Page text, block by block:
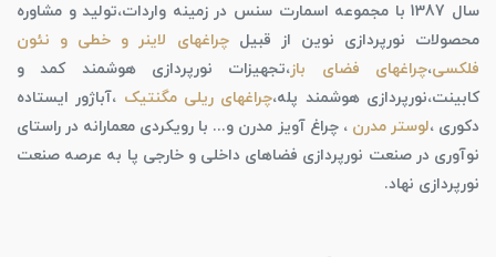
سال 1387 با مجموعه اسمارت سنس در زمینه واردات،تولید و مشاوره
محصولات نورپردازی نوین از قبیلچراغهای لاینر و خطی و نئون
فلکسی،چراغهای فضای باز،تجهیزات نورپردازی هوشمند کمد و
کابینت،نورپردازی هوشمند پله،چراغهای ریلی مگنتیک ،آباژور ایستاده
دکوری ،لوستر مدرن ، چراغ آویز مدرن و... با رویکردی معمارانه در راستای
نوآوری در صنعت نورپردازی فضاهای داخلی و خارجی پا به عرصه صنعت
نورپردازی نهاد.